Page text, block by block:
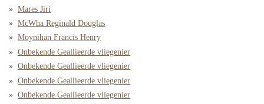
Mares Jiri
McWha Reginald Douglas
Moynihan Francis Henry
Onbekende Geallieerde vliegenier
Onbekende Geallieerde vliegenier
Onbekende Geallieerde vliegenier
Onbekende Geallieerde vliegenier